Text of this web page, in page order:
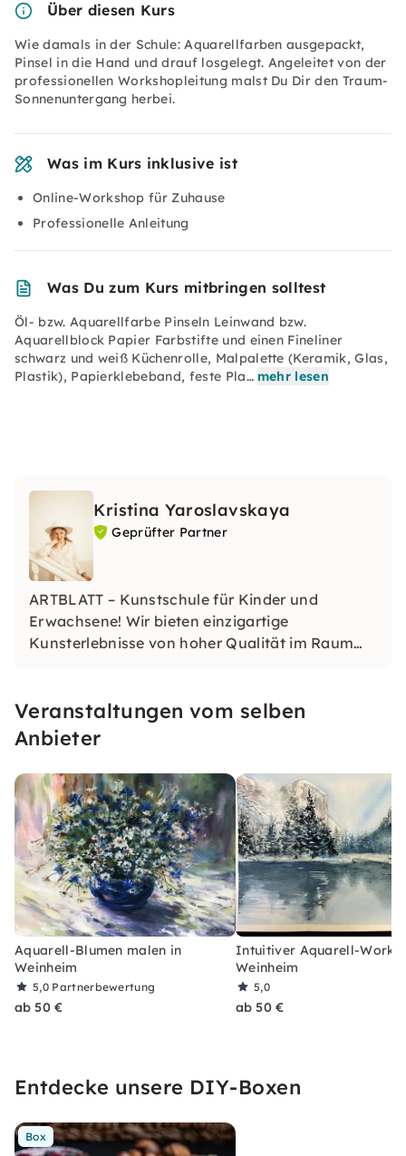
Über diesen Kurs
Wie damals in der Schule: Aquarellfarben ausgepackt,
Pinsel in die Hand und drauf losgelegt. Angeleitet von der
professionellen Workshopleitung malst Du Dir den Traum-
Sonnenuntergang herbei.
Was im Kurs inklusive ist
Online-Workshop für Zuhause
Professionelle Anleitung
Was Du zum Kurs mitbringen solltest
Öl- bzw. Aquarellfarbe Pinseln Leinwand bzw.
Aquarellblock Papier Farbstifte und einen Fineliner
schwarz und weiß Küchenrolle, Malpalette (Keramik, Glas,
Plastik), Papierklebeband, feste Pla… mehr lesen
Kristina Yaroslavskaya
Geprüfter Partner
ARTBLATT – Kunstschule für Kinder und
Erwachsene! Wir bieten einzigartige
Kunsterlebnisse von hoher Qualität im Raum
jedem die Möglichkeit, in einem lebendigen und
motivierenden Kunststudio zu kreieren.
Veranstaltungen vom selben
Anbieter
Aquarell-Blumen malen in
Weinheim
5,0 Partnerbewertung
ab 50 €
Intuitiver Aquarell-
Weinheim
5,0
ab 50 €
Entdecke unsere DIY-Boxen
Box